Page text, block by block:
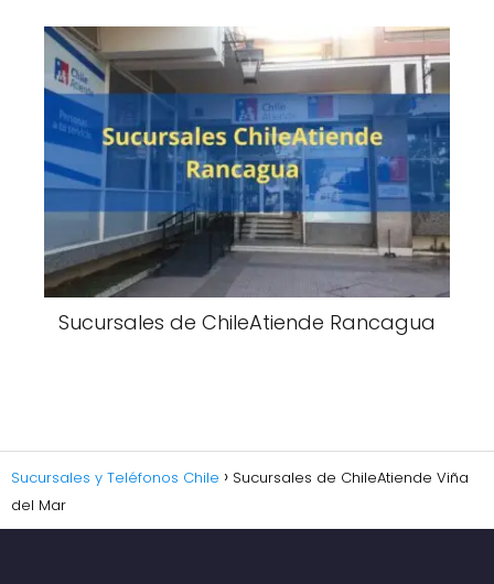
Sucursales de ChileAtiende Rancagua
Sucursales y Teléfonos Chile
Sucursales de ChileAtiende Viña
del Mar